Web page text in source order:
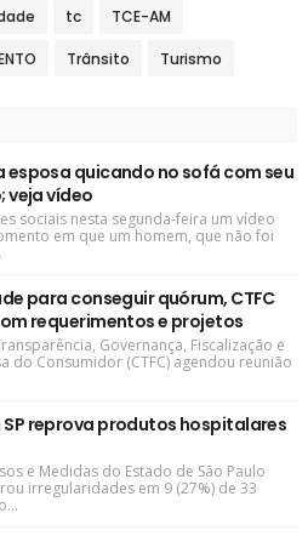
tc TCE-AM
Trânsito Turismo
esposa quicando no sofá com seu
veja vídeo
sociais nesta segunda-feira um vídeo
em que um homem, que não foi
para conseguir quórum, CTFC
requerimentos e projetos
Governança, Fiscalização e
do Consumidor (CTFC) agendou reunião
reprova produtos hospitalares
e Medidas do Estado de São Paulo
irregularidades em 9 (27%) de 33